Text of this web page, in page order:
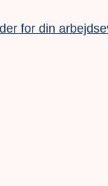
for din